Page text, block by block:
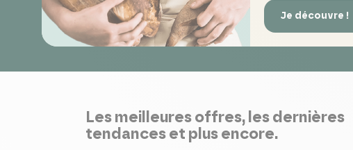
Je découvre !
Les meilleures offres, les dernières
tendances et plus encore.